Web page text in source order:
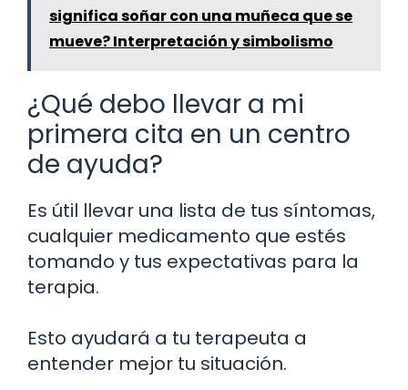
significa soñar con una muñeca que se
mueve? Interpretación y simbolismo
¿Qué debo llevar a mi
primera cita en un centro
de ayuda?
Es útil llevar una lista de tus síntomas,
cualquier medicamento que estés
tomando y tus expectativas para la
terapia.
Esto ayudará a tu terapeuta a
entender mejor tu situación.